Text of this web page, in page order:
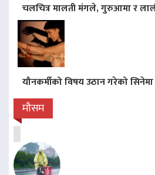
चलचित्र मालती मंगले, गुरुआमा र
यौनकर्मीको विषय उठान गरेको सिनेमा
मौसम